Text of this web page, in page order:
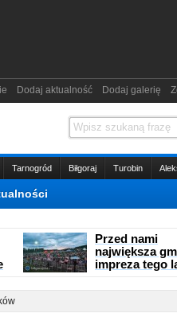
Dodaj aktualność Dodaj galerię
Tarnogród Biłgoraj Turobin
Przed nami
największa
impreza tego